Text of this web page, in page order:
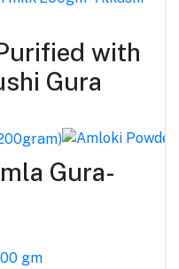
with
Gura
Gura-